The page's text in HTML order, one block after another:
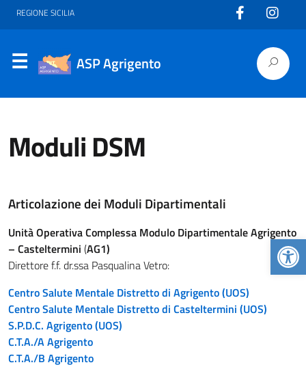
REGIONE SICILIA
ASP Agrigento
Moduli DSM
Articolazione dei Moduli Dipartimentali
Unità Operativa Complessa Modulo Dipartimentale Agrigento
– Casteltermini (AG1)
Direttore f.f. dr.ssa Pasqualina Vetro:
Centro Salute Mentale Distretto di Agrigento (UOS)
Centro Salute Mentale Distretto di Casteltermini (UOS)
S.P.D.C. Agrigento (UOS)
C.T.A./A Agrigento
C.T.A./B Agrigento